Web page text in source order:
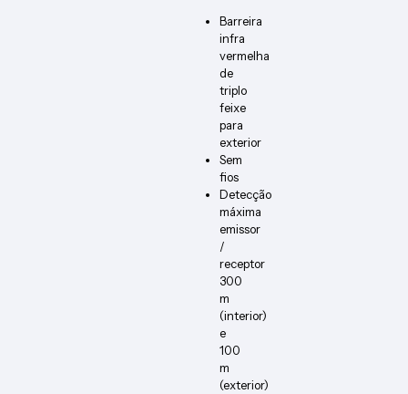
Barreira
infra
vermelha
de
triplo
feixe
para
exterior
Sem
fios
Detecção
máxima
emissor
/
receptor
300
m
(interior)
e
100
m
(exterior)